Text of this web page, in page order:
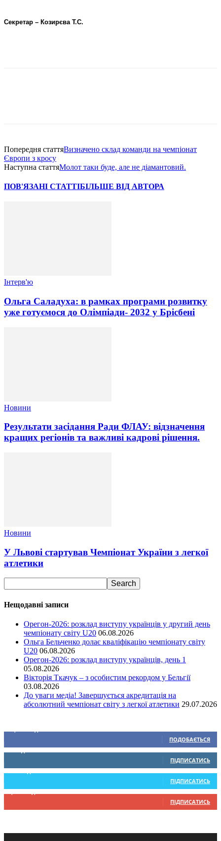
Секретар – Козирєва Т.С.
Попередня статтяВизначено склад команди на чемпіонат
Європи з кросу
Наступна статтяМолот таки буде, але не діамантовий.
ПОВ'ЯЗАНІ СТАТТІБІЛЬШЕ ВІД АВТОРА
Інтерв'ю
Ольга Саладуха: в рамках програми розвитку
уже готуємося до Олімпіади- 2032 у Брісбені
Новини
Результати засідання Ради ФЛАУ: відзначення
кращих регіонів та важливі кадрові рішення.
Новини
У Львові стартував Чемпіонат України з легкої
атлетики
Нещодавні записи
Орегон-2026: розклад виступу українців у другий день
чемпіонату світу U20 06.08.2026
Ольга Бельченко долає кваліфікацію чемпіонату світу
U20 06.08.2026
Орегон-2026: розклад виступу українців, день 1
05.08.2026
Вікторія Ткачук – з особистим рекордом у Бельгії
03.08.2026
До уваги медіа! Завершується акредитація на
абсолютний чемпіонат світу з легкої атлетики 29.07.2026
ПОДОБАЄТЬСЯ
0 Підписників
ПІДПИСАТИСЬ
234 Підписників
ПІДПИСАТИСЬ
9,370 Підписників
ПІДПИСАТИСЬ